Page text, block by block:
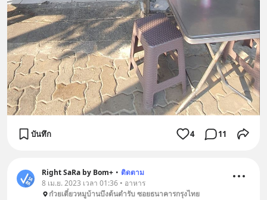
บันทึก 4 11
Right SaRa by Bom+ • ติดตาม
8 เม.ย. 2023 เวลา 01:36 • อาหาร
ก๋วยเตี๋ยวหมูบ้านบึงต้นตำรับ ซอยธนาคารกรุงไทย